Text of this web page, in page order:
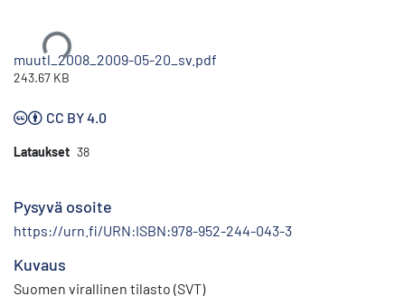
Ladataan...
muutl_2008_2009-05-20_sv.pdf
243.67 KB
CC BY 4.0
Lataukset 38
Pysyvä osoite
https://urn.fi/URN:ISBN:978-952-244-043-3
Kuvaus
Suomen virallinen tilasto (SVT)